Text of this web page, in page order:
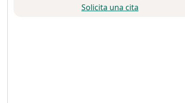
Solicita una cita